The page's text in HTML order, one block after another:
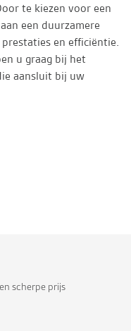
te kiezen voor een
een duurzamere
en efficiëntie.
u graag bij het
aansluit bij uw
scherpe prijs